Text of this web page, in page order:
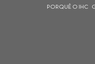
PORQUÊ O IHC